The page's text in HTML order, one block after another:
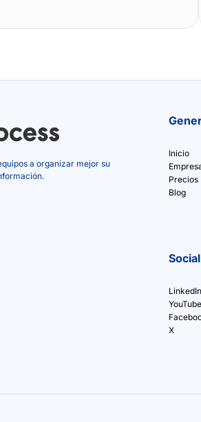
a organizar mejor su
Inicio
Precios
Blog
Social
LinkedIn
YouTube
X